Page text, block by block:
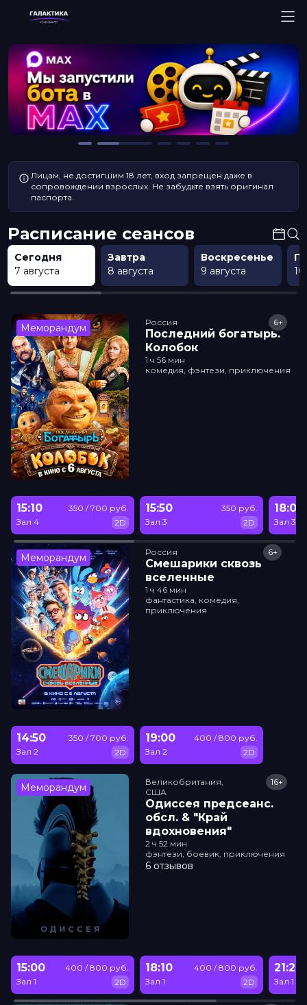
Лицам, не достигшим 18 лет, вход запрещен даже в
сопровождении взрослых. Не забудьте взять оригинал
паспорта.
Расписание сеансов
Сегодня
7 августа
Завтра
8 августа
Воскресенье
9 августа
10
Меморандум Россия
Последний богатырь.
Колобок
6+
1 ч 56 мин
комедия, фэнтези, приключения
15:10
Зал 4
350 / 700 руб.
2D
15:50
Зал 3
350 руб.
2D
18:05
Зал 3
Меморандум Россия
Смешарики сквозь
вселенные
6+
1 ч 46 мин
фантастика, комедия,
приключения
14:50
Зал 2
350 / 700 руб.
2D
19:00
Зал 2
400 / 800 руб.
2D
Меморандум
Великобритания,
США
Одиссея прeдсeанc.
обсл. & "Край
вдохновения"
16+
2 ч 52 мин
фэнтези, боевик, приключения
6 отзывов
15:00
Зал 1
400 / 800 руб.
2D
18:10
Зал 1
400 / 800 руб.
2D
21:20
Зал 1